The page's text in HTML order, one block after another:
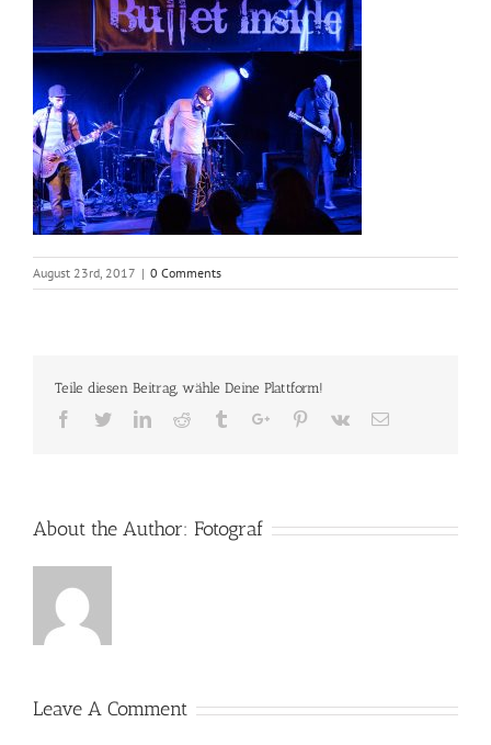
August 23rd, 2017 | 0 Comments
Teile diesen Beitrag, wähle Deine Plattform!
Facebook
TwitterLinkedinReddit TumblrGoogle+Pinterest
Vk Email
About the Author: Fotograf
Leave A Comment